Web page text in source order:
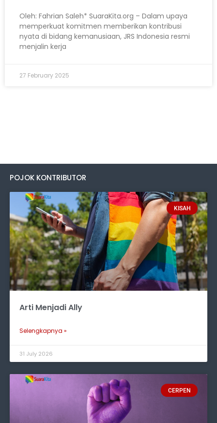
Oleh: Fahrian Saleh* SuaraKita.org – Dalam upaya
memperkuat komitmen memberikan kontribusi
nyata di bidang kemanusiaan, JRS Indonesia resmi
menjalin kerja
27 February 2025
POJOK KONTRIBUTOR
KISAH
Arti Menjadi Ally
Selengkapnya »
31 July 2026
CERPEN